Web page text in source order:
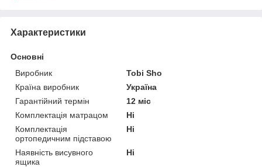
Характеристики
Основні
Виробник
Tobi Sho
Країна виробник
Україна
Гарантійний термін
12 міс
Комплектація матрацом
Ні
Комплектація
ортопедичним підставою
Ні
Наявність висувного
ящика
Ні